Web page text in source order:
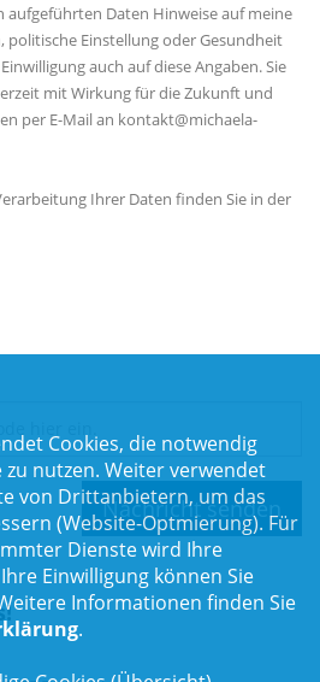
aufgeführten Daten Hinweise auf meine
politische Einstellung oder Gesundheit
auch auf diese Angaben. Sie
mit Wirkung für die Zukunft und
per E-Mail an kontakt@michaela-
Ihrer Daten finden Sie in der
Cookies, die notwendig
nutzen. Weiter verwendet
von Drittanbietern, um das
(Website-Optmierung). Für
Dienste wird Ihre
Einwilligung können Sie
Informationen finden Sie
.